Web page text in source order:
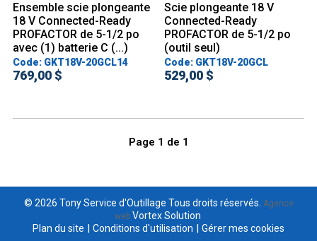
Ensemble scie plongeante
18 V Connected-Ready
PROFACTOR de 5-1/2 po
avec (1) batterie C (...)
Code: GKT18V-20GCL14
769,00 $
Scie plongeante 18 V
Connected-Ready
PROFACTOR de 5-1/2 po
(outil seul)
Code: GKT18V-20GCL
529,00 $
Page 1 de 1
© 2026 Tony Service d'Outillage Tous droits réservés. Agence
web Vortex Solution.
Plan du site | Conditions d'utilisation | Gérer mes cookies